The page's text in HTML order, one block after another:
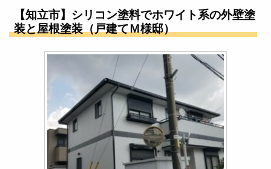
【知立市】シリコン塗料でホワイト系の外壁塗
装と屋根塗装（戸建てＭ様邸）